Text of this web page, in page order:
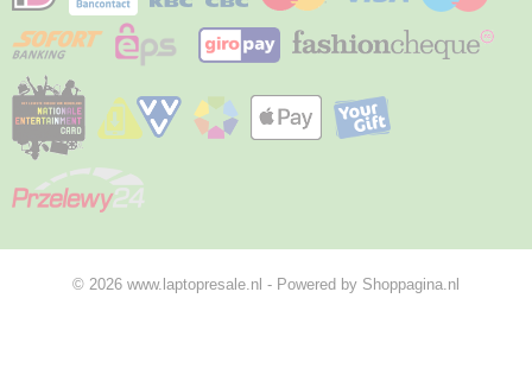
© 2026 www.laptopresale.nl - Powered by Shoppagina.nl